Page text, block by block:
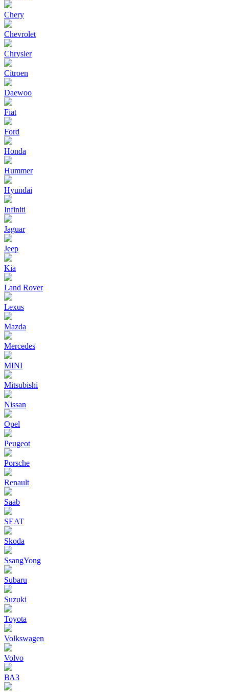
Chery
Chevrolet
Chrysler
Citroen
Daewoo
Fiat
Ford
Honda
Hummer
Hyundai
Infiniti
Jaguar
Jeep
Kia
Land Rover
Lexus
Mazda
Mercedes
MINI
Mitsubishi
Nissan
Opel
Peugeot
Porsche
Renault
Saab
SEAT
Skoda
SsangYong
Subaru
Suzuki
Toyota
Volkswagen
Volvo
ВАЗ